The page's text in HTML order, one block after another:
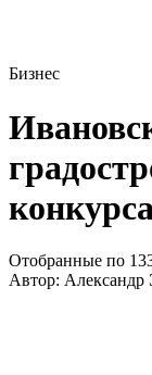
Бизнес
Отобранные по
Автор: Александр